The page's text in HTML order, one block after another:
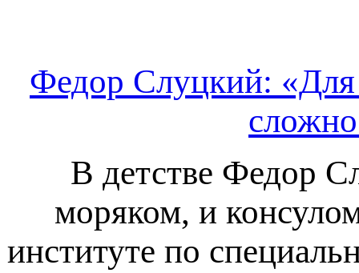
Федор Слуцкий: «Для
В детстве Федор
моряком, и
институте по